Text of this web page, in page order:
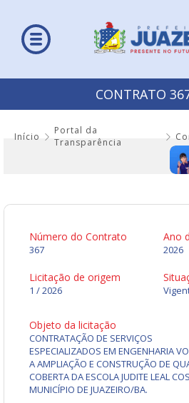
CONTRATO
Início
Portal da
Transparência
Número do Contrato
367
Ano
2026
Licitação de origem
1 / 2026
Objeto da licitação
CONTRATAÇÃO DE SERVIÇOS
ESPECIALIZADOS EM ENGENHARIA
A AMPLIAÇÃO E CONSTRUÇÃO DE
COBERTA DA ESCOLA JUDITE LEAL
MUNICÍPIO DE JUAZEIRO/BA.